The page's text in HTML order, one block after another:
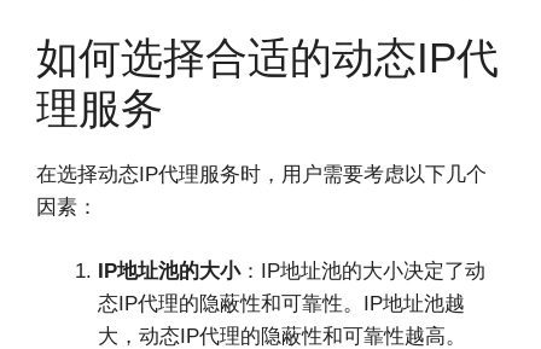
如何选择合适的动态IP代
理服务
在选择动态IP代理服务时，用户需要考虑以下几个
因素：
IP地址池的大小：IP地址池的大小决定了动
态IP代理的隐蔽性和可靠性。IP地址池越
大，动态IP代理的隐蔽性和可靠性越高。